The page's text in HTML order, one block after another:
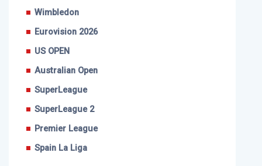
Wimbledon
Eurovision 2026
US OPEN
Australian Open
SuperLeague
SuperLeague 2
Premier League
Spain La Liga